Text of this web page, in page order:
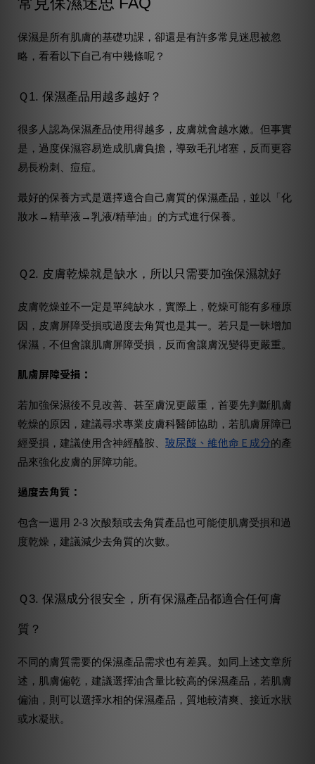
保濕是所有肌膚的基礎功課，卻還是有許多常見迷思被忽
略，看看以下自己有中幾條呢？
Ｑ1. 保濕產品用越多越好？
很多人認為保濕產品使用得越多，皮膚就會越水嫩。但事實
是，過度保濕容易造成肌膚負擔，導致毛孔堵塞，反而更容
易長粉刺、痘痘。
最好的保養方式是選擇適合自己膚質的保濕產品，並以「化
妝水→精華液→乳液/精華油」的方式進行保養。
Ｑ2. 皮膚乾燥就是缺水，所以只需要加強保濕就好
皮膚乾燥並不一定是單純缺水，實際上，乾燥可能有多種原
因，皮膚屏障受損或過度去角質也是其一。若只是一昧增加
保濕，不但會讓肌膚屏障受損，反而會讓膚況變得更嚴重。
肌膚屏障受損：
若加強保濕後不見改善、甚至膚況更嚴重，首要先判斷肌膚
乾燥的原因，建議尋求專業皮膚科醫師協助，若肌膚屏障已
經受損，建議使用含神經醯胺、 玻尿酸、維他命 E 成分的產
品來強化皮膚的屏障功能。
過度去角質：
包含一週用 2-3 次酸類或去角質產品也可能使肌膚受損和過
度乾燥，建議減少去角質的次數。
Ｑ3. 保濕成分很安全，所有保濕產品都適合任何膚
質？
不同的膚質需要的保濕產品需求也有差異。如同上述文章所
述，肌膚偏乾，建議選擇油含量比較高的保濕產品，若肌膚
偏油，則可以選擇水相的保濕產品，質地較清爽、接近水狀
或水凝狀。